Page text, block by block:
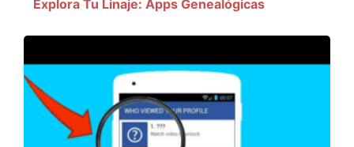
Explora Tu Linaje: Apps Genealógicas